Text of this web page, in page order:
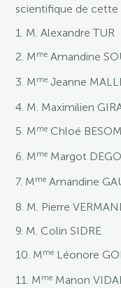
scientifique de cette
1. M. Alexandre TUR
2. Mme Amandine
3. Mme Jeanne
4. M. Maximilien
5. Mme Chloé
6. Mme Margot
7. Mme Amandine
8. M. Pierre
9. M. Colin SIDRE
10. Mme Léonore
11. Mme Manon